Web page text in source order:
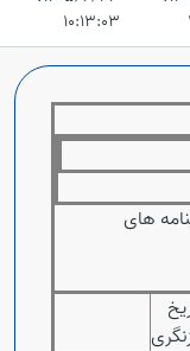
۱۰:۱۳:۰۳
های